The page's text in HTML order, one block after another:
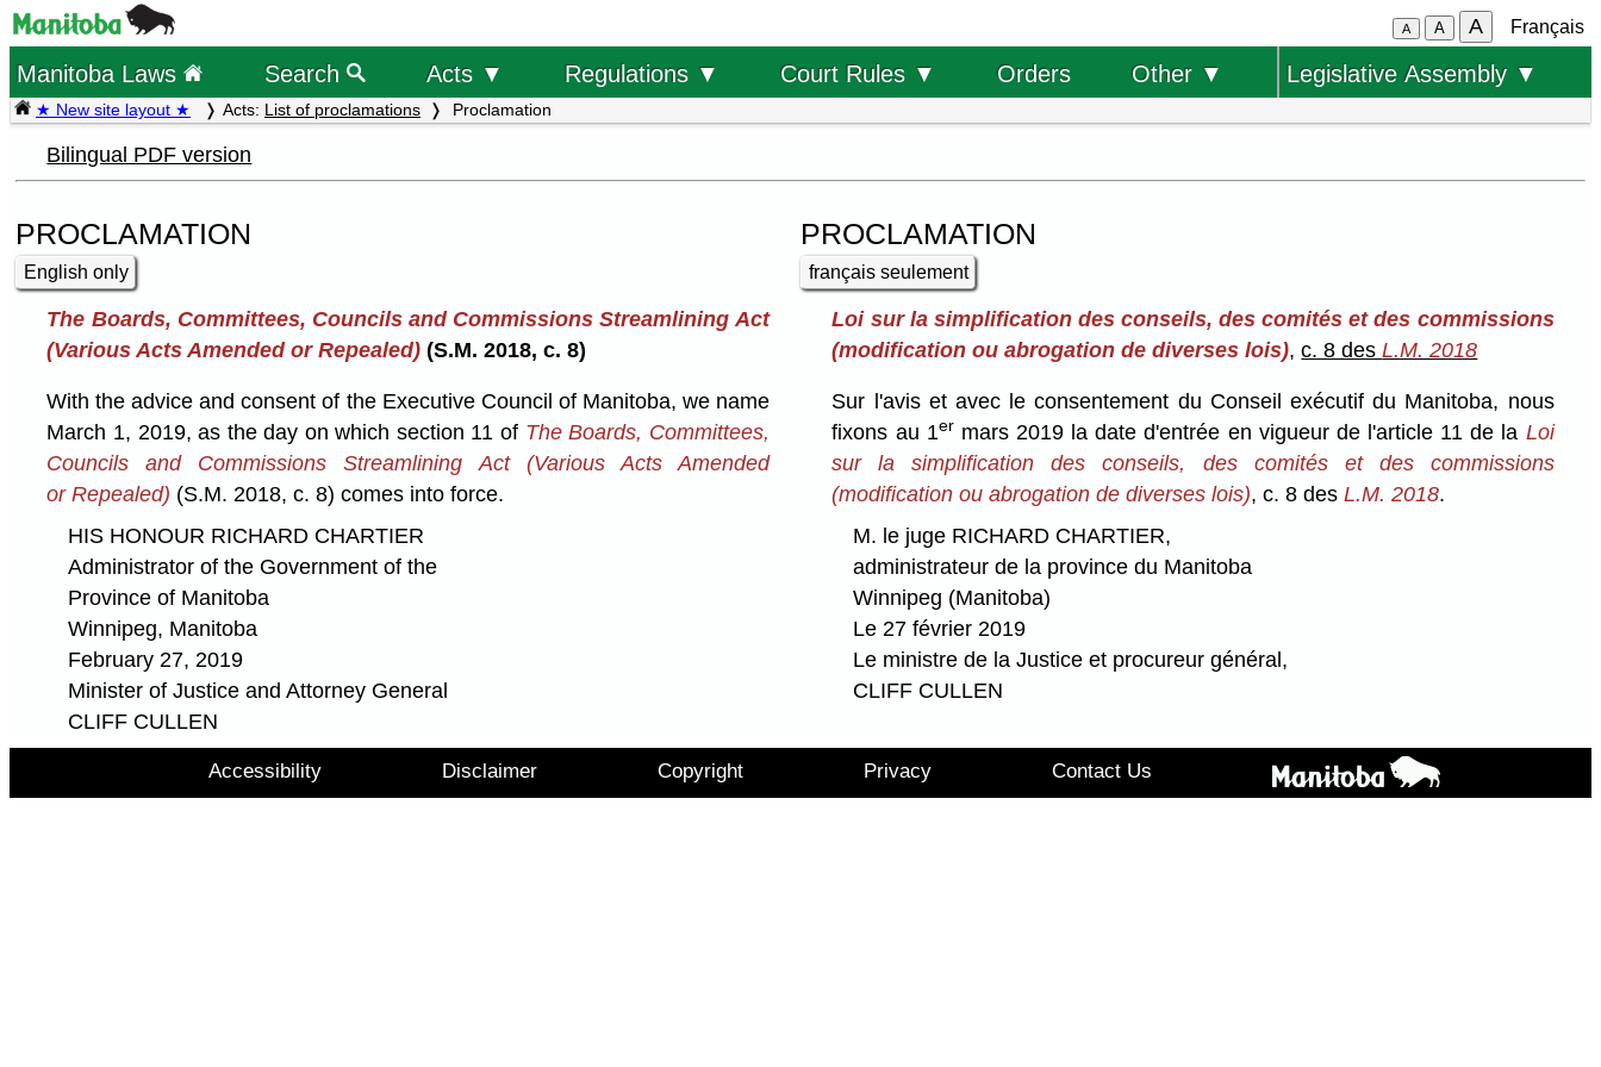
A A A Français
Manitoba Laws Search Acts ▼ Regulations ▼ Court Rules ▼ Orders Other ▼ Legislative Assembly ▼
★ New site layout ★ Acts: List of proclamations Proclamation
Bilingual PDF version
PROCLAMATION
English only
PROCLAMATION
français seulement
The Boards, Committees, Councils and Commissions Streamlining Act
(Various Acts Amended or Repealed) (S.M. 2018, c. 8)
Loi sur la simplification des conseils, des comités et des commissions
(modification ou abrogation de diverses lois),c. 8 desL.M. 2018
With the advice and consent of the Executive Council of Manitoba, we name
March 1, 2019, as the day on which section 11 of The Boards, Committees,
Councils and Commissions Streamlining Act (Various Acts Amended
or Repealed) (S.M. 2018, c. 8) comes into force.
Sur l'avis et avec le consentement du Conseil exécutif du Manitoba, nous
fixons au 1er mars 2019 la date d'entrée en vigueur de l'article 11 de la Loi
sur la simplification des conseils, des comités et des commissions
(modification ou abrogation de diverses lois), c. 8 desL.M. 2018.
HIS HONOUR RICHARD CHARTIER
Administrator of the Government of the
Province of Manitoba
Winnipeg, Manitoba
February 27, 2019
Minister of Justice and Attorney General
CLIFF CULLEN
M. le juge RICHARD CHARTIER,
administrateur de la province du Manitoba
Winnipeg (Manitoba)
Le 27 février 2019
Le ministre de la Justice et procureur général,
CLIFF CULLEN
Accessibility Disclaimer Copyright Privacy Contact Us